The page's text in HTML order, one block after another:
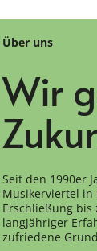
Über uns
Wir
Seit den 1990er
Musikerviertel in
Erschließung
langjähriger
zufriedene